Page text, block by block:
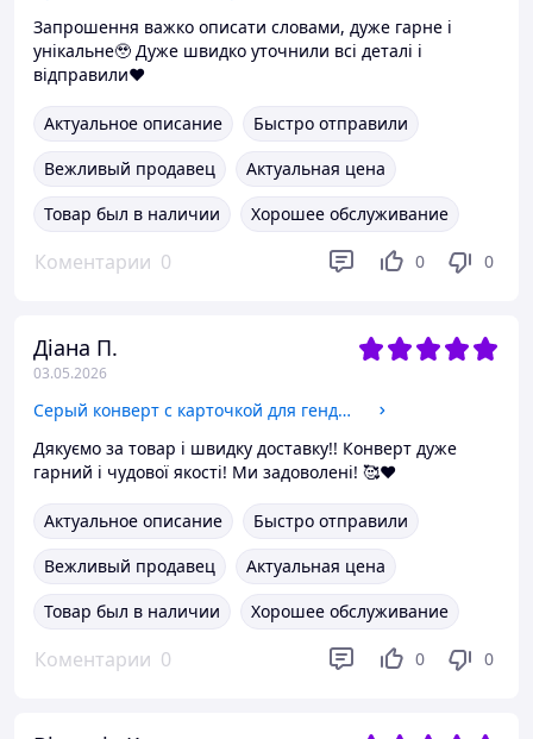
Запрошення важко описати словами, дуже гарне і
унікальне🥹 Дуже швидко уточнили всі деталі і
відправили❤️
Актуальное описание
Быстро отправили
Вежливый продавец
Актуальная цена
Товар был в наличии
Хорошее обслуживание
Коментарии 0 0 0
Діана П.
03.05.2026
Серый конверт с карточкой для гендерпати УЗД Скрининг Вечеринка угадай пол ребенка
Дякуємо за товар і швидку доставку!! Конверт дуже
гарний і чудової якості! Ми задоволені! 🥰♥️
Актуальное описание
Быстро отправили
Вежливый продавец
Актуальная цена
Товар был в наличии
Хорошее обслуживание
Коментарии 0 0 0